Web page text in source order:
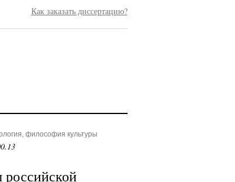
Как заказать диссертацию?
философия культуры